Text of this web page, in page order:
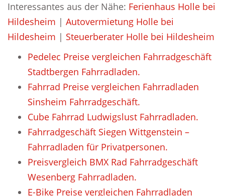
Interessantes aus der Nähe: Ferienhaus Holle bei
Hildesheim | Autovermietung Holle bei
Hildesheim | Steuerberater Holle bei Hildesheim
Pedelec Preise vergleichen Fahrradgeschäft
Stadtbergen Fahrradladen.
Fahrrad Preise vergleichen Fahrradladen
Sinsheim Fahrradgeschäft.
Cube Fahrrad Ludwigslust Fahrradladen.
Fahrradgeschäft Siegen Wittgenstein –
Fahrradladen für Privatpersonen.
Preisvergleich BMX Rad Fahrradgeschäft
Wesenberg Fahrradladen.
E-Bike Preise vergleichen Fahrradladen